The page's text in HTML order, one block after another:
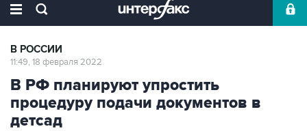
В РОССИИ
11:49, 18 февраля 2022
В РФ планируют упростить
процедуру подачи документов в
детсад